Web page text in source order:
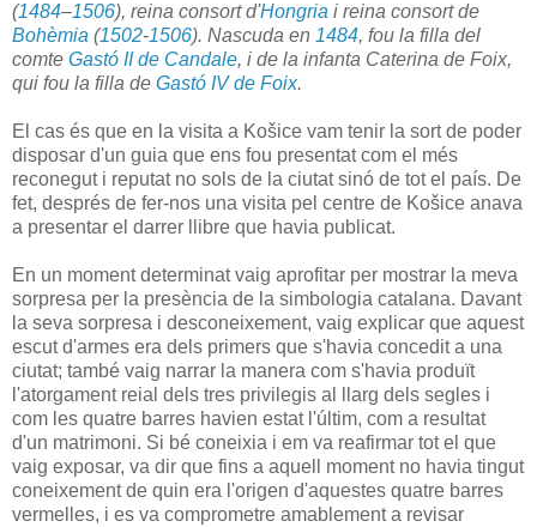
(1484–1506), reina consort d'Hongria i reina consort de
Bohèmia (1502-1506). Nascuda en 1484, fou la filla del
comte Gastó II de Candale, i de la infanta Caterina de Foix,
qui fou la filla de Gastó IV de Foix.
El cas és que en la visita a Košice vam tenir la sort de poder
disposar d'un guia que ens fou presentat com el més
reconegut i reputat no sols de la ciutat sinó de tot el país. De
fet, després de fer-nos una visita pel centre de Košice anava
a presentar el darrer llibre que havia publicat.
En un moment determinat vaig aprofitar per mostrar la meva
sorpresa per la presència de la simbologia catalana. Davant
la seva sorpresa i desconeixement, vaig explicar que aquest
escut d'armes era dels primers que s'havia concedit a una
ciutat; també vaig narrar la manera com s'havia produït
l'atorgament reial dels tres privilegis al llarg dels segles i
com les quatre barres havien estat l'últim, com a resultat
d'un matrimoni. Si bé coneixia i em va reafirmar tot el que
vaig exposar, va dir que fins a aquell moment no havia tingut
coneixement de quin era l'origen d'aquestes quatre barres
vermelles, i es va comprometre amablement a revisar